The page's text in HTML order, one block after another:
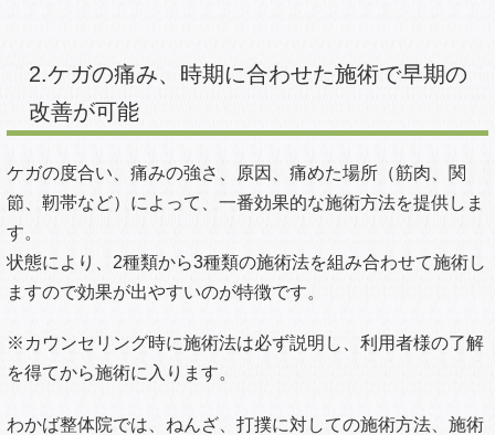
2.ケガの痛み、時期に合わせた施術で早期の
改善が可能
ケガの度合い、痛みの強さ、原因、痛めた場所（筋肉、関
節、靭帯など）によって、一番効果的な施術方法を提供しま
す。
状態により、 2種類から3種類の施術法を組み合わせて施術し
ますので効果が出やすいのが特徴です。
※カウンセリング時に施術法は必ず説明し、利用者様の了解
を得てから施術に入ります。
わかば整体院では、 ねんざ、打撲に対しての施術方法、施術